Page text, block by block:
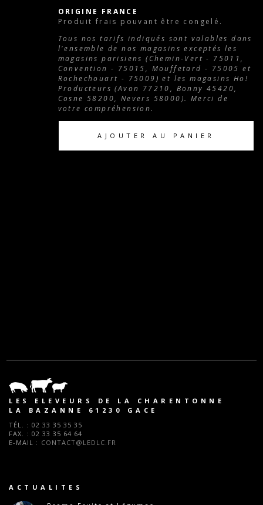
ORIGINE FRANCE
Produit frais pouvant être congelé.
Tous nos tarifs indiqués sont valables dans
l'ensemble de nos magasins exceptés les
magasins parisiens (Chemin-Vert - 75011,
Convention - 75015, Mouffetard - 75005 et
Rochechouart - 75009) et les magasins Ho!
Producteurs (Avon 77210, Bonny 45420,
Cosne 58200, Nevers 58000). Merci de
votre compréhension.
AJOUTER AU PANIER
LES ELEVEURS DE LA CHARENTONNE
LA BAZANNE 61230 GACE
TÉL. : 02 33 35 35 35
FAX. : 02 33 35 64 64
E-MAIL : CONTACT@LEDLC.FR
ACTUALITES